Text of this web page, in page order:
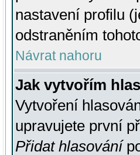
nastavení profilu
odstraněním
Návrat nahoru
Jak vytvořím
Vytvoření
upravujete první
Přidat hlasování